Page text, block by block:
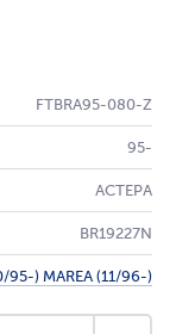
FTBRA95-080-Z
95-
АСТЕРА
BR19227N
95-) MAREA (11/96-)